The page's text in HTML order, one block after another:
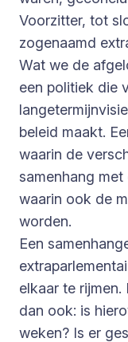
Voorzitter, tot
zogenaamd
Wat we de
een politiek die
beleid maakt.
waarin de
samenhang
waarin ook de
worden.
Een
elkaar te
dan ook: is
weken? Is er